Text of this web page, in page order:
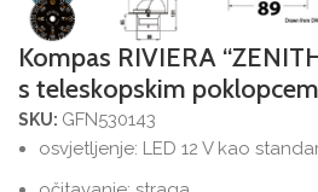
Kompas RIVIERA
s teleskopskim
SKU: GFN530143
osvjetljenje: LED 12 V kao